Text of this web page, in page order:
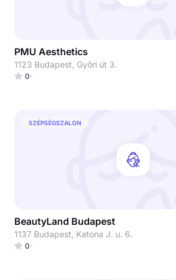
PMU Aesthetics
1123 Budapest, Győri út 3.
0
SZÉPSÉGSZALON
BeautyLand Budapest
1137 Budapest, Katona J. u. 6.
0